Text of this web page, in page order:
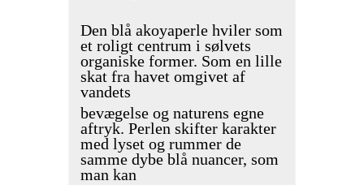
Den blå akoyaperle hviler som
et roligt centrum i sølvets
organiske former. Som en lille
skat fra havet omgivet af
vandets
bevægelse og naturens egne
aftryk. Perlen skifter karakter
med lyset og rummer de
samme dybe blå nuancer, som
man kan